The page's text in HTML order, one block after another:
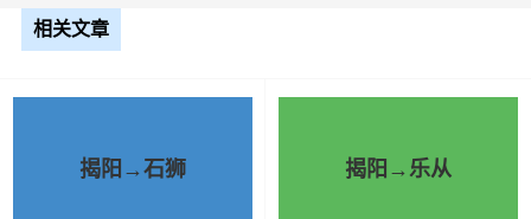
相关文章
揭阳→石狮 揭阳→乐从